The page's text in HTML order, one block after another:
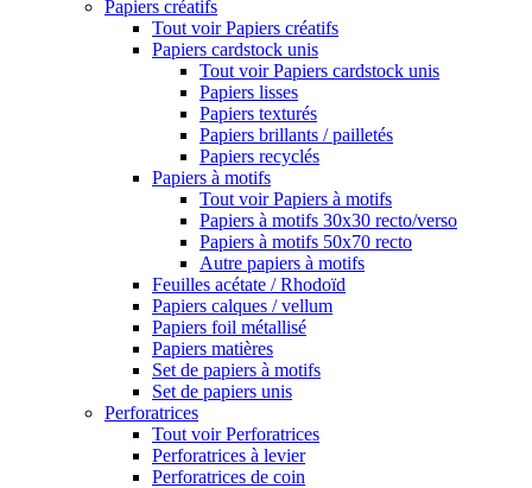
Papiers créatifs
Tout voir Papiers créatifs
Papiers cardstock unis
Tout voir Papiers cardstock unis
Papiers lisses
Papiers texturés
Papiers brillants / pailletés
Papiers recyclés
Papiers à motifs
Tout voir Papiers à motifs
Papiers à motifs 30x30 recto/verso
Papiers à motifs 50x70 recto
Autre papiers à motifs
Feuilles acétate / Rhodoïd
Papiers calques / vellum
Papiers foil métallisé
Papiers matières
Set de papiers à motifs
Set de papiers unis
Perforatrices
Tout voir Perforatrices
Perforatrices à levier
Perforatrices de coin